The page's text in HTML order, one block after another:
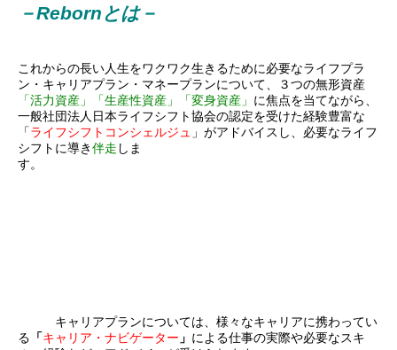
－Rebornとは－
これからの長い人生をワクワク生きるために必要なライフプラ
ン・キャリアプラン・マネープランについて、３つの無形資産
「活力資産」「生産性資産」「変身資産」 に焦点を当てながら、
一般社団法人日本ライフシフト協会の認定を受けた経験豊富な
「ライフシフトコンシェルジュ 」がアドバイスし、必要なライフ
シフトに導き伴走 しま
す。
キャリアプランについては、 様々なキャリアに携わってい
る 「キャリア・ナビゲーター 」 による仕事の実際や必要なスキ